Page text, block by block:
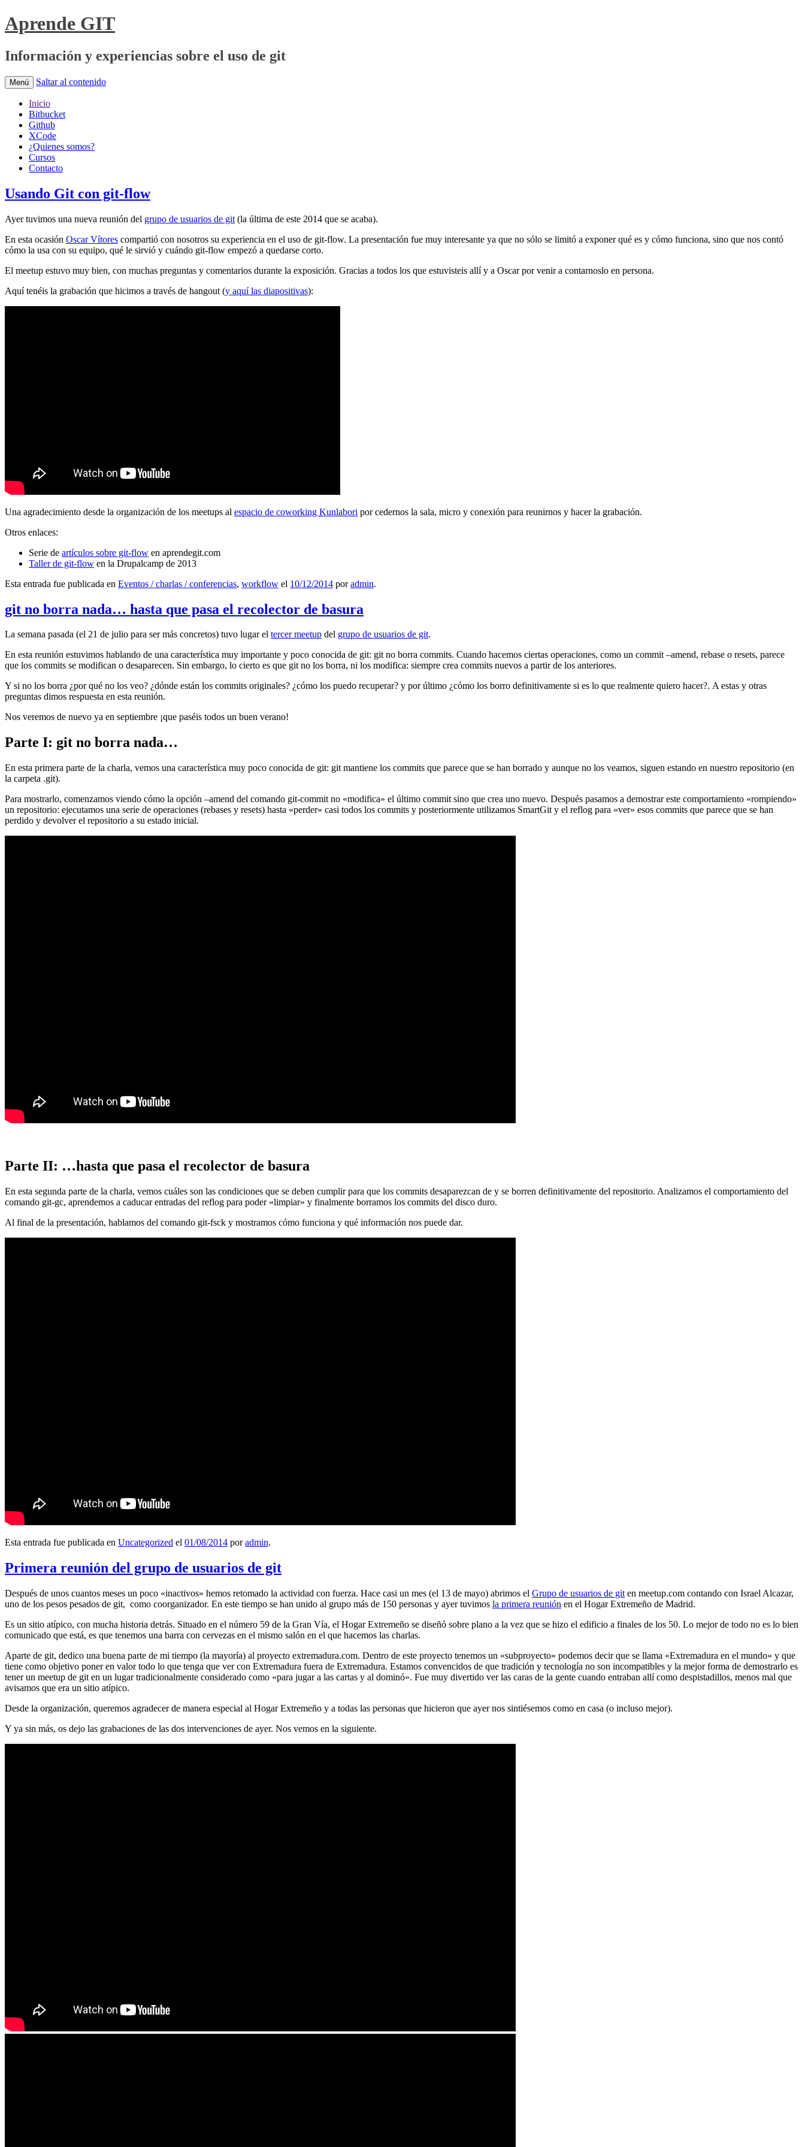
Aprende GIT
Información y experiencias sobre el uso de git
Menú Saltar al contenido
Inicio
Bitbucket
Github
XCode
¿Quienes somos?
Cursos
Contacto
Usando Git con git-flow
Ayer tuvimos una nueva reunión del grupo de usuarios de git (la última de este 2014 que se acaba).
En esta ocasión Oscar Vítores compartió con nosotros su experiencia en el uso de git-flow. La presentación fue muy interesante ya que no sólo se limitó a exponer qué es y cómo funciona, sino que nos contó
cómo la usa con su equipo, qué le sirvió y cuándo git-flow empezó a quedarse corto.
El meetup estuvo muy bien, con muchas preguntas y comentarios durante la exposición. Gracias a todos los que estuvisteis allí y a Oscar por venir a contarnoslo en persona.
Aquí tenéis la grabación que hicimos a través de hangout (y aquí las diapositivas):
Una agradecimiento desde la organización de los meetups al espacio de coworking Kunlabori por cedernos la sala, micro y conexión para reunirnos y hacer la grabación.
Otros enlaces:
Serie de artículos sobre git-flow en aprendegit.com
Taller de git-flow en la Drupalcamp de 2013
Esta entrada fue publicada en Eventos / charlas / conferencias, workflow el 10/12/2014 poradmin.
git no borra nada… hasta que pasa el recolector de basura
La semana pasada (el 21 de julio para ser más concretos) tuvo lugar el tercer meetup del grupo de usuarios de git.
En esta reunión estuvimos hablando de una característica muy importante y poco conocida de git: git no borra commits. Cuando hacemos ciertas operaciones, como un commit –amend, rebase o resets, parece
que los commits se modifican o desaparecen. Sin embargo, lo cierto es que git no los borra, ni los modifica: siempre crea commits nuevos a partir de los anteriores.
Y si no los borra ¿por qué no los veo? ¿dónde están los commits originales? ¿cómo los puedo recuperar? y por último ¿cómo los borro definitivamente si es lo que realmente quiero hacer?. A estas y otras
preguntas dimos respuesta en esta reunión.
Nos veremos de nuevo ya en septiembre ¡que paséis todos un buen verano!
Parte I: git no borra nada…
En esta primera parte de la charla, vemos una característica muy poco conocida de git: git mantiene los commits que parece que se han borrado y aunque no los veamos, siguen estando en nuestro repositorio (en
la carpeta .git).
Para mostrarlo, comenzamos viendo cómo la opción –amend del comando git-commit no «modifica» el último commit sino que crea uno nuevo. Después pasamos a demostrar este comportamiento «rompiendo»
un repositorio: ejecutamos una serie de operaciones (rebases y resets) hasta «perder» casi todos los commits y posteriormente utilizamos SmartGit y el reflog para «ver» esos commits que parece que se han
perdido y devolver el repositorio a su estado inicial.
Parte II: …hasta que pasa el recolector de basura
En esta segunda parte de la charla, vemos cuáles son las condiciones que se deben cumplir para que los commits desaparezcan de y se borren definitivamente del repositorio. Analizamos el comportamiento del
comando git-gc, aprendemos a caducar entradas del reflog para poder «limpiar» y finalmente borramos los commits del disco duro.
Al final de la presentación, hablamos del comando git-fsck y mostramos cómo funciona y qué información nos puede dar.
Esta entrada fue publicada en Uncategorized el 01/08/2014 poradmin.
Primera reunión del grupo de usuarios de git
Después de unos cuantos meses un poco «inactivos» hemos retomado la actividad con fuerza. Hace casi un mes (el 13 de mayo) abrimos el Grupo de usuarios de git en meetup.com contando con Israel Alcazar,
uno de los pesos pesados de git, como coorganizador. En este tiempo se han unido al grupo más de 150 personas y ayer tuvimos la primera reunión en el Hogar Extremeño de Madrid.
Es un sitio atípico, con mucha historia detrás. Situado en el número 59 de la Gran Vía, el Hogar Extremeño se diseñó sobre plano a la vez que se hizo el edificio a finales de los 50. Lo mejor de todo no es lo bien
comunicado que está, es que tenemos una barra con cervezas en el mismo salón en el que hacemos las charlas.
Aparte de git, dedico una buena parte de mi tiempo (la mayoría) al proyecto extremadura.com. Dentro de este proyecto tenemos un «subproyecto» podemos decir que se llama «Extremadura en el mundo» y que
tiene como objetivo poner en valor todo lo que tenga que ver con Extremadura fuera de Extremadura. Estamos convencidos de que tradición y tecnología no son incompatibles y la mejor forma de demostrarlo es
tener un meetup de git en un lugar tradicionalmente considerado como «para jugar a las cartas y al dominó». Fue muy divertido ver las caras de la gente cuando entraban allí como despistadillos, menos mal que
avisamos que era un sitio atípico.
Desde la organización, queremos agradecer de manera especial al Hogar Extremeño y a todas las personas que hicieron que ayer nos sintiésemos como en casa (o incluso mejor).
Y ya sin más, os dejo las grabaciones de las dos intervenciones de ayer. Nos vemos en la siguiente.